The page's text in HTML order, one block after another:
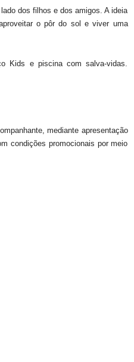
dos filhos e dos amigos. A ideia
o pôr do sol e viver uma
Kids e piscina com salva-vidas.
mediante apresentação
condições promocionais por meio